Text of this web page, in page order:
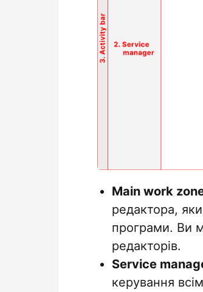
Main work
редактора,
програми. Ви
редакторів.
Service
керування